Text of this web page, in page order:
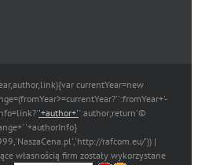
currentYear=new
'+author+'':author;return'©
'+authorInfo}
rafcom.eu/')) |
własnością firm zostały wykorzystane